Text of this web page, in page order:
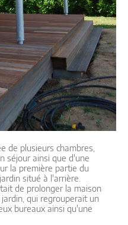
de plusieurs chambres,
séjour ainsi que d'une
la première partie du
situé à l'arrière.
de prolonger la maison
qui regrouperait un
bureaux ainsi qu'une